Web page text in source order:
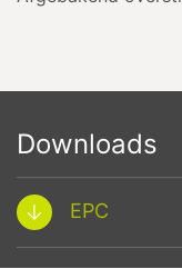
Downloads
EPC